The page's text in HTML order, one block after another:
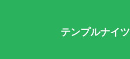
テンプルナイツ